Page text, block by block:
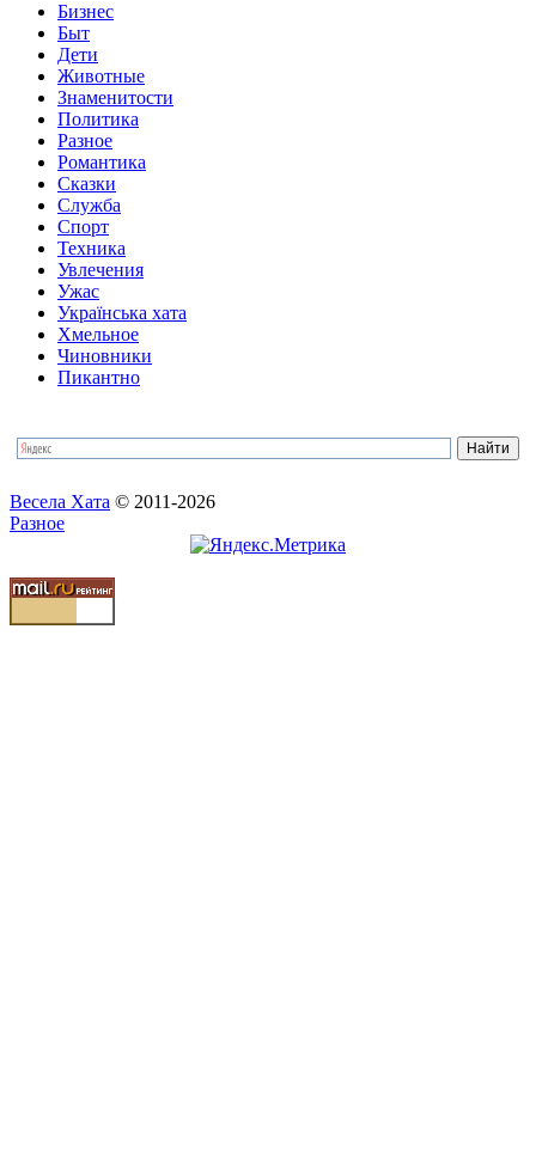
Бизнес
Быт
Дети
Животные
Знаменитости
Политика
Разное
Романтика
Сказки
Служба
Спорт
Техника
Увлечения
Ужас
Українська хата
Хмельное
Чиновники
Пикантно
Весела Хата © 2011-2026
Разное